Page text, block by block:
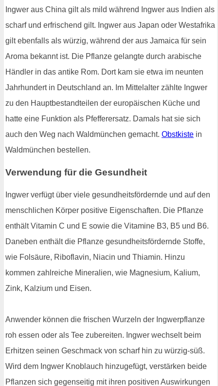
Ingwer aus China gilt als mild während Ingwer aus Indien als
scharf und erfrischend gilt. Ingwer aus Japan oder Westafrika
gilt ebenfalls als würzig, während der aus Jamaica für sein
Aroma bekannt ist. Die Pflanze gelangte durch arabische
Händler in das antike Rom. Dort kam sie etwa im neunten
Jahrhundert in Deutschland an. Im Mittelalter zählte Ingwer
zu den Hauptbestandteilen der europäischen Küche und
hatte eine Funktion als Pfefferersatz. Damals hat sie sich
auch den Weg nach Waldmünchen gemacht. Obstkiste in
Waldmünchen bestellen.
Verwendung für die Gesundheit
Ingwer verfügt über viele gesundheitsfördernde und auf den
menschlichen Körper positive Eigenschaften. Die Pflanze
enthält Vitamin C und E sowie die Vitamine B3, B5 und B6.
Daneben enthält die Pflanze gesundheitsfördernde Stoffe,
wie Folsäure, Riboflavin, Niacin und Thiamin. Hinzu
kommen zahlreiche Mineralien, wie Magnesium, Kalium,
Zink, Kalzium und Eisen.
Anwender können die frischen Wurzeln der Ingwerpflanze
roh essen oder als Tee zubereiten. Ingwer wechselt beim
Erhitzen seinen Geschmack von scharf hin zu würzig-süß.
Wird dem Ingwer Knoblauch hinzugefügt, verstärken beide
Pflanzen sich gegenseitig mit ihren positiven Auswirkungen